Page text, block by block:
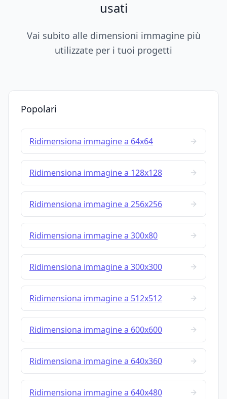
usati
Vai subito alle dimensioni immagine più
utilizzate per i tuoi progetti
Popolari
Ridimensiona immagine a 64x64
Ridimensiona immagine a 128x128
Ridimensiona immagine a 256x256
Ridimensiona immagine a 300x80
Ridimensiona immagine a 300x300
Ridimensiona immagine a 512x512
Ridimensiona immagine a 600x600
Ridimensiona immagine a 640x360
Ridimensiona immagine a 640x480